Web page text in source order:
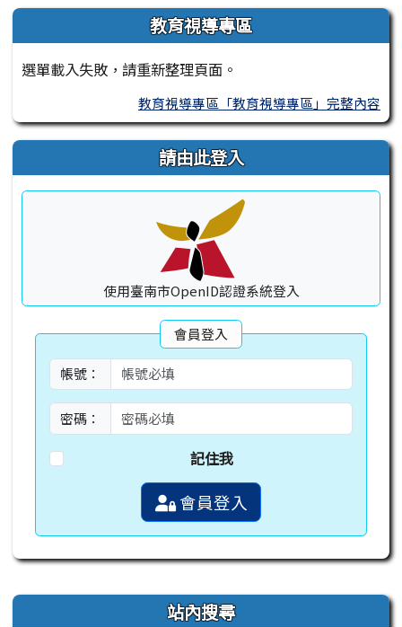
教育視導專區
選單載入失敗，請重新整理頁面。
教育視導專區「教育視導專區」完整內容
請由此登入
使用臺南市OpenID認證系統登入
會員登入
帳號：
密碼：
記住我
會員登入
右邊區域內容 站內搜尋